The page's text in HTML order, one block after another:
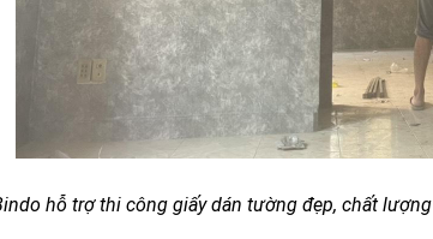
hỗ trợ thi công giấy dán tường đẹp, chất lượng